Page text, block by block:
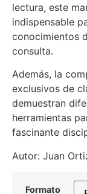
lectura, este
indispensable
conocimientos
consulta.
Además, la
exclusivos de
demuestran
herramientas
fascinante
Autor: Juan
Formato